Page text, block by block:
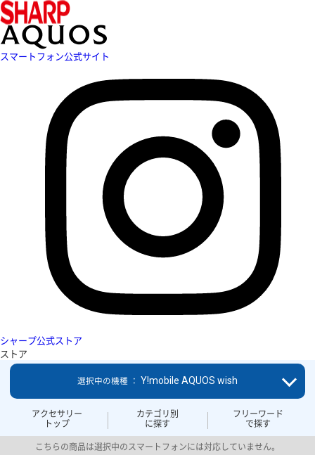
スマートフォン公式サイト
シャープ公式ストア
ストア
アクセサリー
トップ
カテゴリ別
に探す
フリーワード
で探す
選択中の機種 ： Y!mobile AQUOS wish
こちらの商品は選択中のスマートフォンには対応していません。